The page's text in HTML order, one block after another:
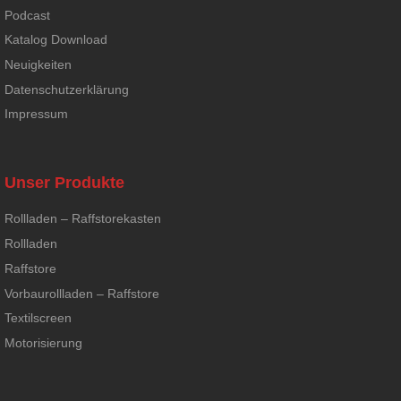
Podcast
Katalog Download
Neuigkeiten
Datenschutzerklärung
Impressum
Unser Produkte
Rollladen – Raffstorekasten
Rollladen
Raffstore
Vorbaurollladen – Raffstore
Textilscreen
Motorisierung